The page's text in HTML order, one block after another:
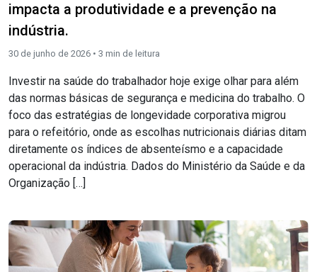
impacta a produtividade e a prevenção na
indústria.
30 de junho de 2026 • 3 min de leitura
Investir na saúde do trabalhador hoje exige olhar para além
das normas básicas de segurança e medicina do trabalho. O
foco das estratégias de longevidade corporativa migrou
para o refeitório, onde as escolhas nutricionais diárias ditam
diretamente os índices de absenteísmo e a capacidade
operacional da indústria. Dados do Ministério da Saúde e da
Organização […]